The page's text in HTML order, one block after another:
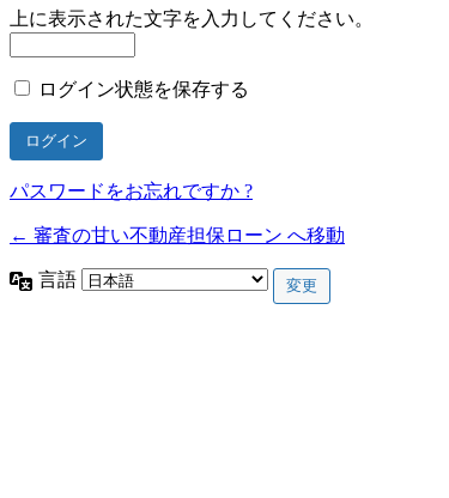
上に表示された文字を入力してください。
ログイン状態を保存する
パスワードをお忘れですか ?
← 審査の甘い不動産担保ローン へ移動
言語